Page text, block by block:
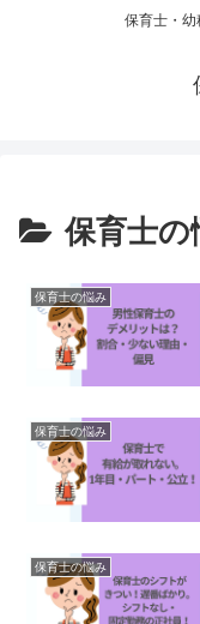
保育士・幼
保育士の
保育士の悩み
保育士の悩み
保育士の悩み